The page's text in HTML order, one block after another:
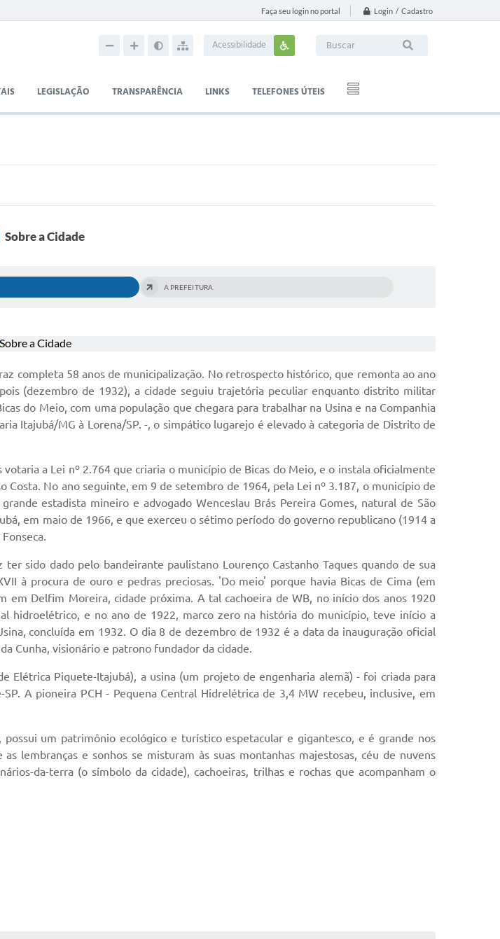
Faça seu login no portal Login / Cadastro
Acessibilidade
LEGISLAÇÃO TRANSPARÊNCIA LINKS TELEFONES ÚTEIS
Sobre a Cidade
A PREFEITURA
completa 58 anos de municipalização. No retrospecto histórico, que remonta ao ano
(dezembro de 1932), a cidade seguiu trajetória peculiar enquanto distrito militar
do Meio, com uma população que chegara para trabalhar na Usina e na Companhia
Itajubá/MG à Lorena/SP. -, o simpático lugarejo é elevado à categoria de Distrito de
a Lei nº 2.764 que criaria o município de Bicas do Meio, e o instala oficialmente
No ano seguinte, em 9 de setembro de 1964, pela Lei nº 3.187, o município de
estadista mineiro e advogado Wenceslau Brás Pereira Gomes, natural de São
em maio de 1966, e que exerceu o sétimo período do governo republicano (1914 a
sido dado pelo bandeirante paulistano Lourenço Castanho Taques quando de sua
à procura de ouro e pedras preciosas. 'Do meio' porque havia Bicas de Cima (em
em Delfim Moreira, cidade próxima. A tal cachoeira de WB, no início dos anos 1920
hidroelétrico, e no ano de 1922, marco zero na história do município, teve início a
concluída em 1932. O dia 8 de dezembro de 1932 é a data da inauguração oficial
Cunha, visionário e patrono fundador da cidade.
Elétrica Piquete-Itajubá), a usina (um projeto de engenharia alemã) - foi criada para
A pioneira PCH - Pequena Central Hidrelétrica de 3,4 MW recebeu, inclusive, em
um patrimônio ecológico e turístico espetacular e gigantesco, e é grande nos
lembranças e sonhos se misturam às suas montanhas majestosas, céu de nuvens
da-terra (o símbolo da cidade), cachoeiras, trilhas e rochas que acompanham o